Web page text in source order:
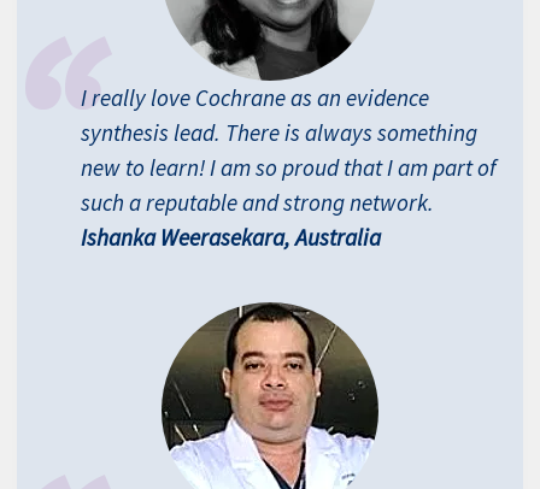
I really love Cochrane as an evidence
synthesis lead. There is always something
new to learn! I am so proud that I am part of
such a reputable and strong network.
Ishanka Weerasekara, Australia